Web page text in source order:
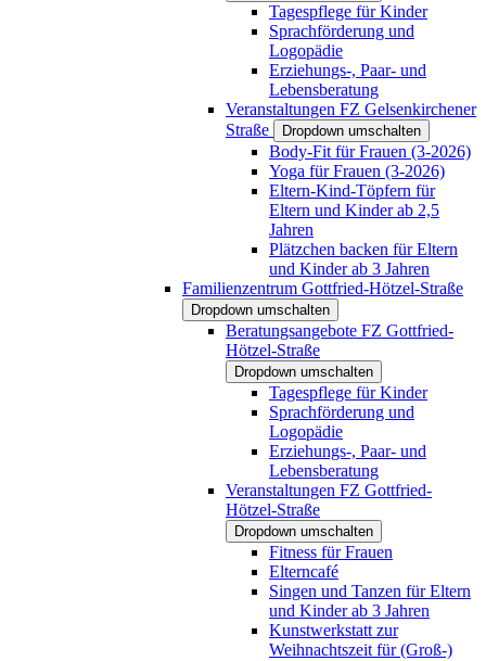
Tagespflege für Kinder
Sprachförderung und
Logopädie
Erziehungs-, Paar- und
Lebensberatung
Veranstaltungen FZ Gelsenkirchener
Straße
Dropdown umschalten
Body-Fit für Frauen (3-2026)
Yoga für Frauen (3-2026)
Eltern-Kind-Töpfern für
Eltern und Kinder ab 2,5
Jahren
Plätzchen backen für Eltern
und Kinder ab 3 Jahren
Familienzentrum Gottfried-Hötzel-Straße
Dropdown umschalten
Beratungsangebote FZ Gottfried-
Hötzel-Straße
Dropdown umschalten
Tagespflege für Kinder
Sprachförderung und
Logopädie
Erziehungs-, Paar- und
Lebensberatung
Veranstaltungen FZ Gottfried-
Hötzel-Straße
Dropdown umschalten
Fitness für Frauen
Elterncafé
Singen und Tanzen für Eltern
und Kinder ab 3 Jahren
Kunstwerkstatt zur
Weihnachtszeit für (Groß-)